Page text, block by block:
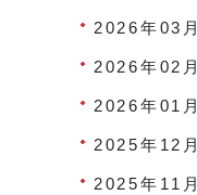
2026年03月
2026年02月
2026年01月
2025年12月
2025年11月